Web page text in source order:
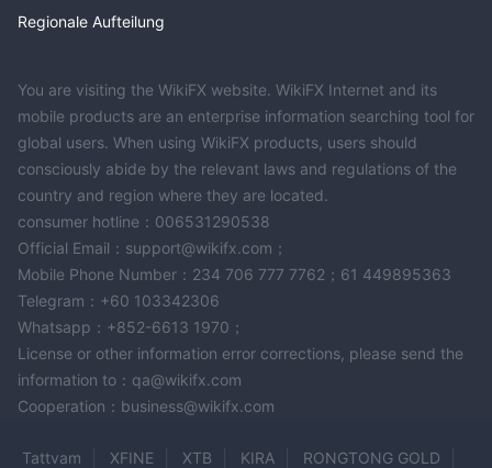
Regionale Aufteilung
You are visiting the WikiFX website. WikiFX Internet and its
mobile products are an enterprise information searching tool for
global users. When using WikiFX products, users should
consciously abide by the relevant laws and regulations of the
country and region where they are located.
consumer hotline：006531290538
Official Email：support@wikifx.com；
Mobile Phone Number：234 706 777 7762；61 449895363
Telegram：+60 103342306
Whatsapp：+852-6613 1970；
License or other information error corrections, please send the
information to：qa@wikifx.com
Cooperation：business@wikifx.com
Tattvam XFINE XTB KIRA RONGTONG GOLD